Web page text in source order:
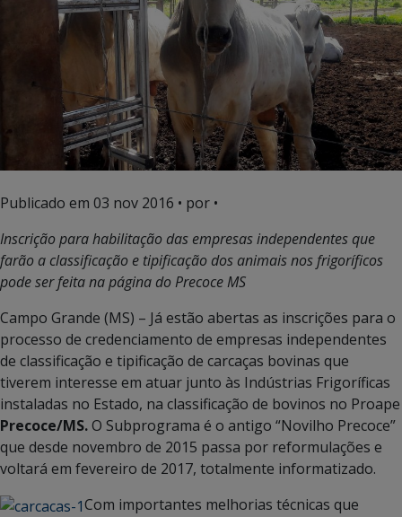
Publicado em 03 nov 2016 • por •
Inscrição para habilitação das empresas independentes que
farão a classificação e tipificação dos animais nos frigoríficos
pode ser feita na página do Precoce MS
Campo Grande (MS) – Já estão abertas as inscrições para o
processo de credenciamento de empresas independentes
de classificação e tipificação de carcaças bovinas que
tiverem interesse em atuar junto às Indústrias Frigoríficas
instaladas no Estado, na classificação de bovinos no Proape
Precoce/MS.O Subprograma é o antigo “Novilho Precoce”
que desde novembro de 2015 passa por reformulações e
voltará em fevereiro de 2017, totalmente informatizado.
Com importantes melhorias técnicas que